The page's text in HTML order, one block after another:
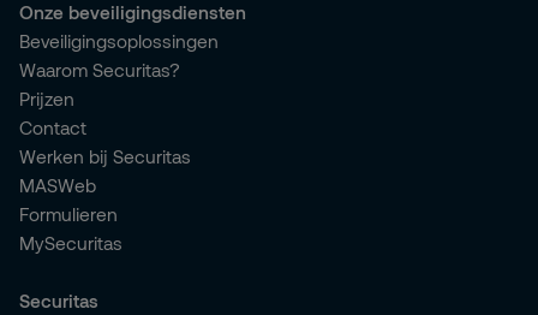
Onze beveiligingsdiensten
Beveiligingsoplossingen
Waarom Securitas?
Prijzen
Contact
Werken bij Securitas
MASWeb
Formulieren
MySecuritas
Securitas